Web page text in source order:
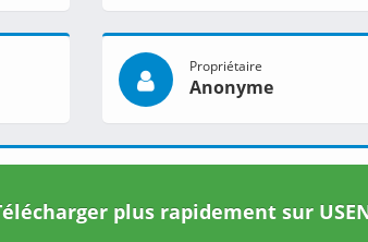
Propriétaire
Anonyme
plus rapidement sur